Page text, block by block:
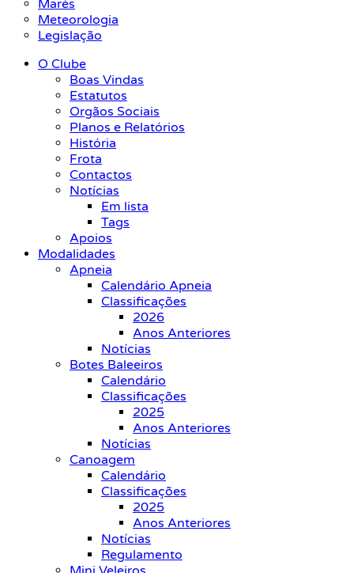
Marés
Meteorologia
Legislação
O Clube
Boas Vindas
Estatutos
Orgãos Sociais
Planos e Relatórios
História
Frota
Contactos
Notícias
Em lista
Tags
Apoios
Modalidades
Apneia
Calendário Apneia
Classificações
2026
Anos Anteriores
Notícias
Botes Baleeiros
Calendário
Classificações
2025
Anos Anteriores
Notícias
Canoagem
Calendário
Classificações
2025
Anos Anteriores
Notícias
Regulamento